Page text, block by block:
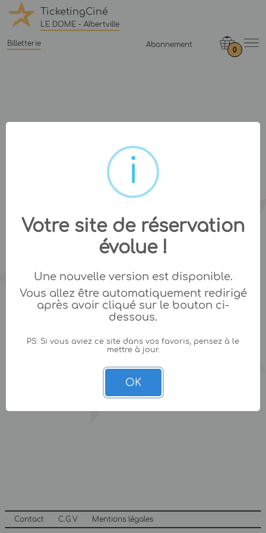
TicketingCiné
LE DOME - Albertville
Billetterie Abonnement
0
Contact C.G.V Mentions légales
Votre site de réservation
évolue !
Une nouvelle version est disponible.
Vous allez être automatiquement redirigé
après avoir cliqué sur le bouton ci-
dessous.
PS: Si vous aviez ce site dans vos favoris, pensez à le
mettre à jour.
OK